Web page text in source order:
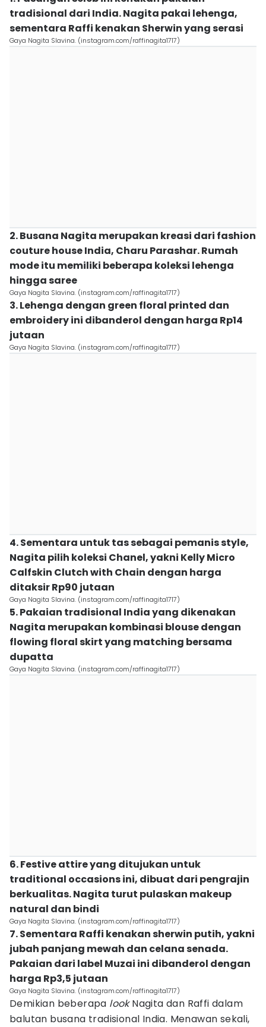
tradisional dari India. Nagita pakai lehenga,
sementara Raffi kenakan Sherwin yang serasi
Gaya Nagita Slavina. (instagram.com/raffinagita1717)
2. Busana Nagita merupakan kreasi dari fashion
couture house India, Charu Parashar. Rumah
mode itu memiliki beberapa koleksi lehenga
hingga saree
Gaya Nagita Slavina. (instagram.com/raffinagita1717)
3. Lehenga dengan green floral printed dan
embroidery ini dibanderol dengan harga Rp14
jutaan
Gaya Nagita Slavina. (instagram.com/raffinagita1717)
4. Sementara untuk tas sebagai pemanis style,
Nagita pilih koleksi Chanel, yakni Kelly Micro
Calfskin Clutch with Chain dengan harga
ditaksir Rp90 jutaan
Gaya Nagita Slavina. (instagram.com/raffinagita1717)
5. Pakaian tradisional India yang dikenakan
Nagita merupakan kombinasi blouse dengan
flowing floral skirt yang matching bersama
dupatta
Gaya Nagita Slavina. (instagram.com/raffinagita1717)
6. Festive attire yang ditujukan untuk
traditional occasions ini, dibuat dari pengrajin
berkualitas. Nagita turut pulaskan makeup
natural dan bindi
Gaya Nagita Slavina. (instagram.com/raffinagita1717)
7. Sementara Raffi kenakan sherwin putih, yakni
jubah panjang mewah dan celana senada.
Pakaian dari label Muzai ini dibanderol dengan
harga Rp3,5 jutaan
Gaya Nagita Slavina. (instagram.com/raffinagita1717)
Demikian beberapa lookNagita dan Raffi dalam
balutan busana tradisional India. Menawan sekali,